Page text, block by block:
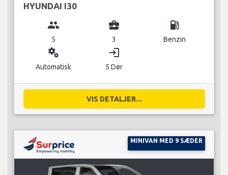
HYUNDAI I30
group
5
business_center
3
local_gas_station
Benzin
miscellaneous_services
Automatisk
login
5 Dør
VIS DETALJER...
MINIVAN MED 9 SÆDER